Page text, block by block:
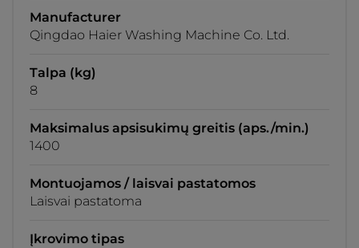
Manufacturer
Qingdao Haier Washing Machine Co. Ltd.
Talpa (kg)
8
Maksimalus apsisukimų greitis (aps./min.)
1400
Montuojamos / laisvai pastatomos
Laisvai pastatoma
Įkrovimo tipas